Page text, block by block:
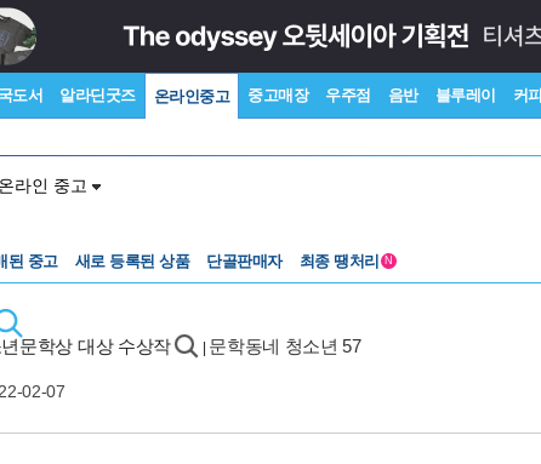
도서 알라딘굿즈 온라인중고 중고매장 우주점 음반 블루레이 커피
온라인 중고
된 중고 새로 등록된 상품 단골판매자 최종 땡처리 N
문학상 대상 수상작 문학동네 청소년 57
02-07